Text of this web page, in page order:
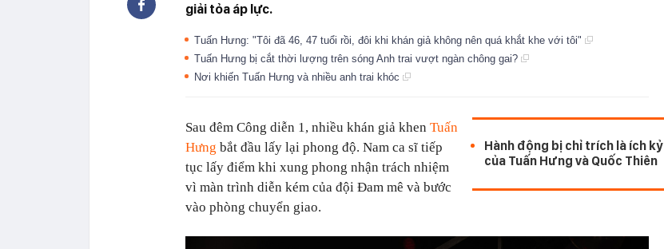
giải tỏa áp lực.
Tuấn Hưng: "Tôi đã 46, 47 tuổi rồi, đôi khi khán giả không nên quá khắt khe với tôi"
Tuấn Hưng bị cắt thời lượng trên sóng Anh trai vượt ngàn chông gai?
Nơi khiến Tuấn Hưng và nhiều anh trai khóc
Hành động bị chỉ trích là ích kỷ
của Tuấn Hưng và Quốc Thiên
Sau đêm Công diễn 1, nhiều khán giả khen Tuấn
Hưng bắt đầu lấy lại phong độ. Nam ca sĩ tiếp
tục lấy điểm khi xung phong nhận trách nhiệm
vì màn trình diễn kém của đội Đam mê và bước
vào phòng chuyển giao.